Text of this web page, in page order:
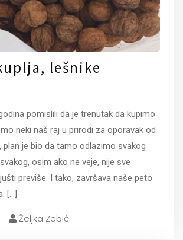
lešnike
pomislili da je trenutak da kupimo
neki naš raj u prirodi za oporavak od
plan je bio da tamo odlazimo svakog
osim ako ne veje, nije sve
previše. I tako, završava naše peto
[...]
Željka Zebić